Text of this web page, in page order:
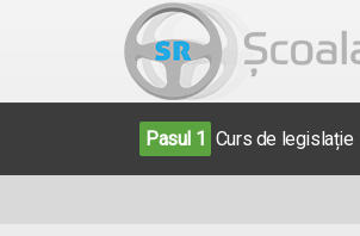
Pasul 1 Curs de legislație